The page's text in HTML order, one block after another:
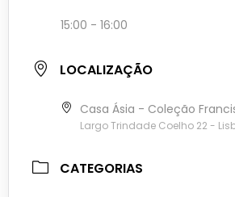
15:00 - 16:00
LOCALIZAÇÃO
Casa Ásia - Coleção
Largo Trindade Coelho 22 -
CATEGORIAS